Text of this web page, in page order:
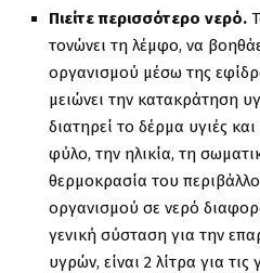
Πιείτε περισσότερο νερό.
τονώνει τη λέμφο, να
οργανισμού μέσω της
μειώνει την κατακράτηση
διατηρεί το δέρμα υγιές
φύλο, την ηλικία, τη
θερμοκρασία του
οργανισμού σε νερό
γενική σύσταση για την
υγρών, είναι 2 λίτρα για τις